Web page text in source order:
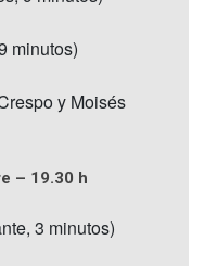
minutos)
y Moisés
– 19.30 h
3 minutos)